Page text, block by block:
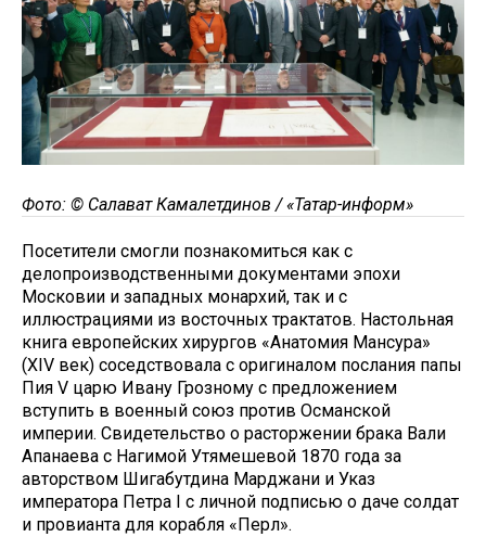
Фото: © Салават Камалетдинов / «Татар-информ»
Посетители смогли познакомиться как с
делопроизводственными документами эпохи
Московии и западных монархий, так и с
иллюстрациями из восточных трактатов. Настольная
книга европейских хирургов «Анатомия Мансура»
(XIV век) соседствовала с оригиналом послания папы
Пия V царю Ивану Грозному с предложением
вступить в военный союз против Османской
империи. Свидетельство о расторжении брака Вали
Апанаева с Нагимой Утямешевой 1870 года за
авторством Шигабутдина Марджани и Указ
императора Петра I с личной подписью о даче солдат
и провианта для корабля «Перл».